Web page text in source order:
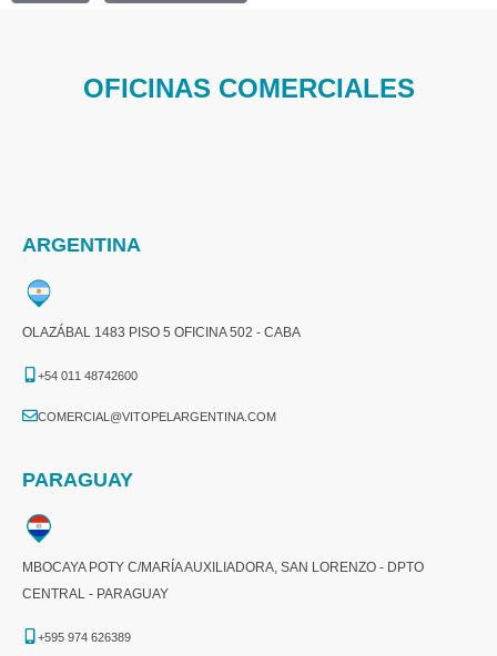
OFICINAS COMERCIALES
ARGENTINA
OLAZÁBAL 1483 PISO 5 OFICINA 502 - CABA
+54 011 48742600​
COMERCIAL@VITOPELARGENTINA.COM​
PARAGUAY
MBOCAYA POTY C/MARÍA AUXILIADORA, SAN LORENZO - DPTO
CENTRAL - PARAGUAY
+595 974 626389